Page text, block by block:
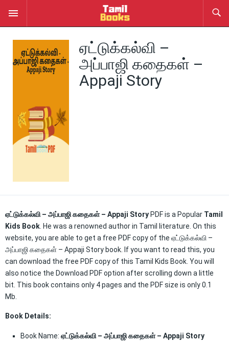
ஏட்டுக்கல்வி –
அப்பாஜி கதைகள் –
Appaji Story
ஏட்டுக்கல்வி – அப்பாஜி கதைகள் – Appaji Story PDF is a Popular Tamil
Kids Book . He was a renowned author in Tamil literature. On this
website, you are able to get a free PDF copy of the ஏட்டுக்கல்வி –
அப்பாஜி கதைகள் – Appaji Story book. If you want to read this, you
can download the free PDF copy of this Tamil Kids Book. You will
also notice the Download PDF option after scrolling down a little
bit. This book contains only 4 pages and the PDF size is only 0.1
Mb.
Book Details:
Book Name: ஏட்டுக்கல்வி – அப்பாஜி கதைகள் – Appaji Story